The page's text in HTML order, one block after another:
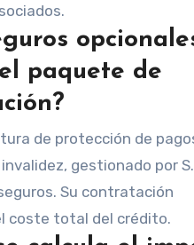
paquete de
de protección de
gestionado por
Su contratación
coste total del crédito.